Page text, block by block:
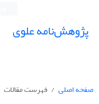
پژوهش‌نامه علوی
صفحه اصلی
فهرست مقالات